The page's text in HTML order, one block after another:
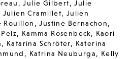
,Julie Gilbert,Julie
Julien Cramillet, Julien
Rouillon ,Justine Bernachon,
, Kamma Rosenbeck, Kaori
, Katarina Schröter, Katerina
, Katrina Neuburga, Kelly